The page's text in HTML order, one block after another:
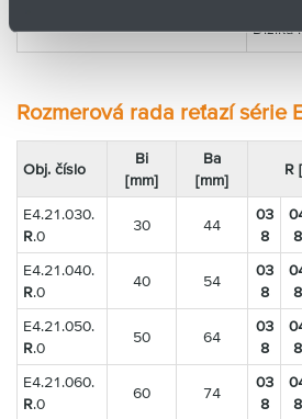
Dĺžlka
Rozmerová rada reťazí série
Obj. číslo
Bi
[mm]
Ba
[mm]
R
E4.21.030.
R.0
30 44
03
8
8
E4.21.040.
R.0
40 54
03
8
8
E4.21.050.
R.0
50 64
03
8
8
E4.21.060.
R.0
60 74
03
8
8